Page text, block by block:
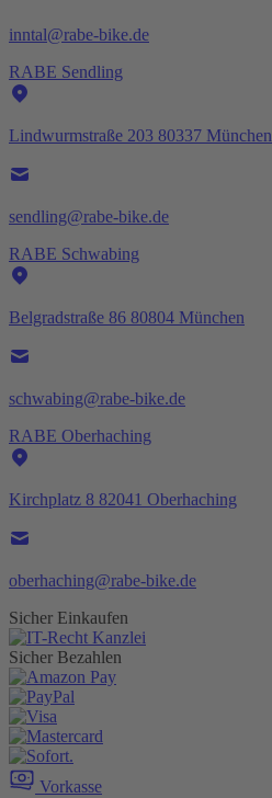
inntal@rabe-bike.de
RABE Sendling
Lindwurmstraße 203 80337 München
sendling@rabe-bike.de
RABE Schwabing
Belgradstraße 86 80804 München
schwabing@rabe-bike.de
RABE Oberhaching
Kirchplatz 8 82041 Oberhaching
oberhaching@rabe-bike.de
Sicher Einkaufen
Sicher Bezahlen
Vorkasse